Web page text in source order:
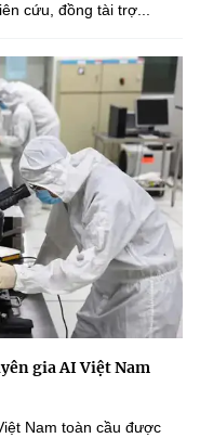
cứu, đồng tài trợ...
gia AI Việt Nam
Nam toàn cầu được